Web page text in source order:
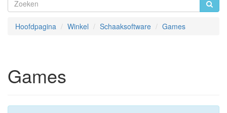
Hoofdpagina Winkel Schaaksoftware Games
Games